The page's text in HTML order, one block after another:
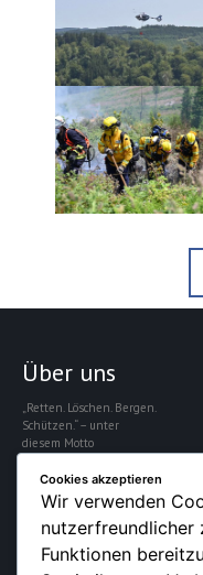
Über uns
„Retten. Löschen. Bergen.
Schützen.“ – unter
diesem Motto
Freiwillige Feuerwehr
Sundern die Sicherheit
der rund 28.000
Einwohner der Stadt.
Cookies akzeptieren
Wir verwenden
nutzerfreundlicher
Funktionen